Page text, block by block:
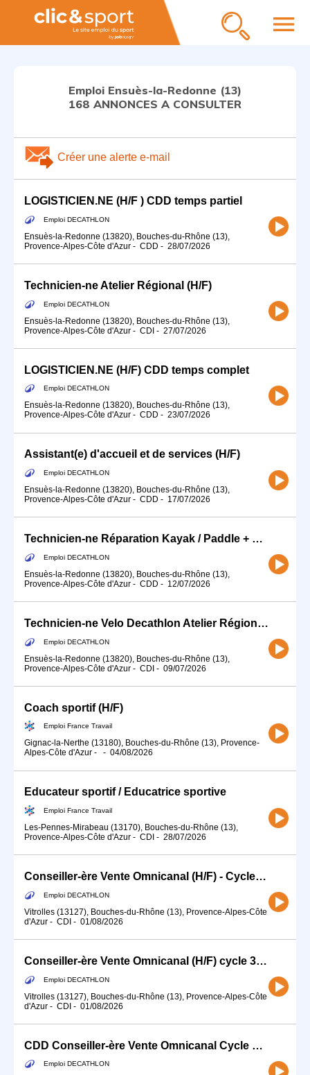
menu
Emploi Ensuès-la-Redonne (13)
168 ANNONCES A CONSULTER
Créer une alerte e-mail
LOGISTICIEN.NE (H/F ) CDD temps partiel
Emploi DECATHLON
Ensuès-la-Redonne (13820), Bouches-du-Rhône (13),
Provence-Alpes-Côte d'Azur - CDD - 28/07/2026
Technicien-ne Atelier Régional (H/F)
Emploi DECATHLON
Ensuès-la-Redonne (13820), Bouches-du-Rhône (13),
Provence-Alpes-Côte d'Azur - CDI - 27/07/2026
LOGISTICIEN.NE (H/F) CDD temps complet
Emploi DECATHLON
Ensuès-la-Redonne (13820), Bouches-du-Rhône (13),
Provence-Alpes-Côte d'Azur - CDD - 23/07/2026
Assistant(e) d'accueil et de services (H/F)
Emploi DECATHLON
Ensuès-la-Redonne (13820), Bouches-du-Rhône (13),
Provence-Alpes-Côte d'Azur - CDD - 17/07/2026
Technicien-ne Réparation Kayak / Paddle + matériel de randonnée
Emploi DECATHLON
Ensuès-la-Redonne (13820), Bouches-du-Rhône (13),
Provence-Alpes-Côte d'Azur - CDD - 12/07/2026
Technicien-ne Velo Decathlon Atelier Régional CDI 35H / Ensuès-la-Redonne (H/F)
Emploi DECATHLON
Ensuès-la-Redonne (13820), Bouches-du-Rhône (13),
Provence-Alpes-Côte d'Azur - CDI - 09/07/2026
Coach sportif (H/F)
Emploi France Travail
Gignac-la-Nerthe (13180), Bouches-du-Rhône (13), Provence-
Alpes-Côte d'Azur - - 04/08/2026
Educateur sportif / Educatrice sportive
Emploi France Travail
Les-Pennes-Mirabeau (13170), Bouches-du-Rhône (13),
Provence-Alpes-Côte d'Azur - CDI - 28/07/2026
Conseiller-ère Vente Omnicanal (H/F) - Cycle - Temps partiel 10-12h
Emploi DECATHLON
Vitrolles (13127), Bouches-du-Rhône (13), Provence-Alpes-Côte
d'Azur - CDI - 01/08/2026
Conseiller-ère Vente Omnicanal (H/F) cycle 35h
Emploi DECATHLON
Vitrolles (13127), Bouches-du-Rhône (13), Provence-Alpes-Côte
d'Azur - CDI - 01/08/2026
CDD Conseiller-ère Vente Omnicanal Cycle 35H(H/F)
Emploi DECATHLON